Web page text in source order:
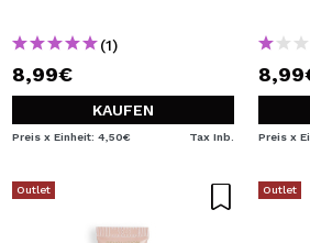
BENUTZERKONTO
(1)
8,99€
KAUFEN
Preis x Einheit: 4,50€ Tax Inb. Preis x
Outlet Outlet